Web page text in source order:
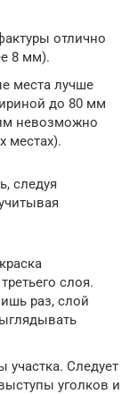
отлично
8 мм).
места лучше
до 80 мм
невозможно
местах).
следуя
слоя.
раз, слой
Следует
уголков и